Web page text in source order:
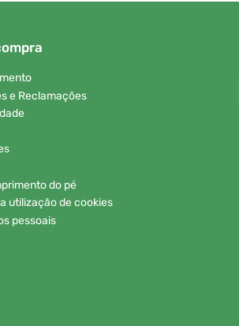
e Reclamações
do pé
utilização de cookies
pessoais